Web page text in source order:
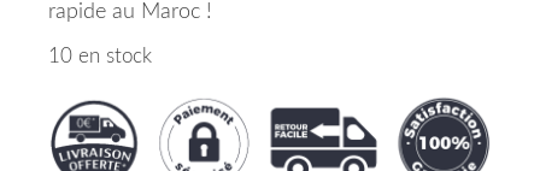
rapide au Maroc !
10 en stock